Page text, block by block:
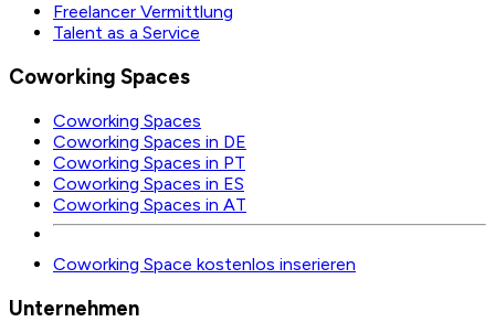
Freelancer Vermittlung
Talent as a Service
Coworking Spaces
Coworking Spaces
Coworking Spaces in DE
Coworking Spaces in PT
Coworking Spaces in ES
Coworking Spaces in AT
Coworking Space kostenlos inserieren
Unternehmen